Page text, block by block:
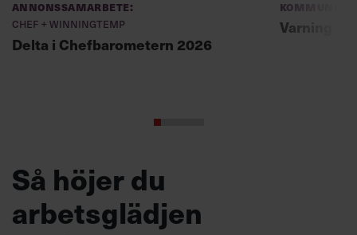
Annonssamarbete:
Chef + Winningtemp
Delta i Chefbarometern 2026
Varning
Så höjer du
arbetsglädjen